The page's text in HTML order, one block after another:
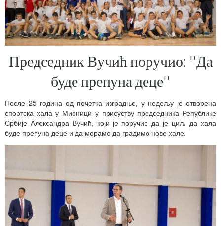
Председник Вучић поручио: ''Да
буде препуна деце''
После 25 година од почетка изградње, у недељу је отворена
спортска хала у Мионици у присуству председника Републике
Србије Александра Вучић, који је поручио да је циљ да хала
буде препуна деце и да морамо да градимо нове хале.